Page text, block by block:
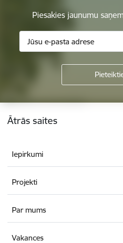
Piesakies jaunumu
Kājene
Ātrās saites
Iepirkumi
Projekti
Par mums
Vakances